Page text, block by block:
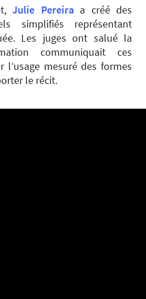
Julie Pereiraa créé des
simplifiés représentant
Les juges ont salué la
communiquait ces
l’usage mesuré des formes
le récit.